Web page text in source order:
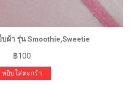
บผ้า รุ่น Smoothie,Sweetie
฿100
หยิบใส่ตะกร้า